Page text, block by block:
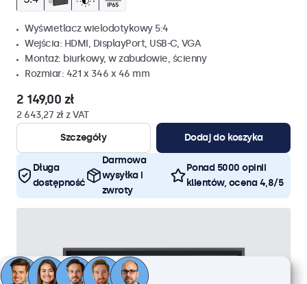
Wyświetlacz wielodotykowy 5:4
Wejścia: HDMI, DisplayPort, USB-C, VGA
Montaż: biurkowy, w zabudowie, ścienny
Rozmiar: 421 x 346 x 46 mm
2 149,00 zł
2 643,27 zł z VAT
Szczegóły
Dodaj do koszyka
Długa
dostępność
Darmowa
wysyłka i
zwroty
Ponad 5000 opinii
klientów, ocena 4,8/5